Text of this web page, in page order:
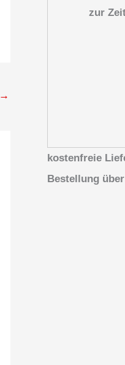
→
zur
kostenfreie
Bestellung über